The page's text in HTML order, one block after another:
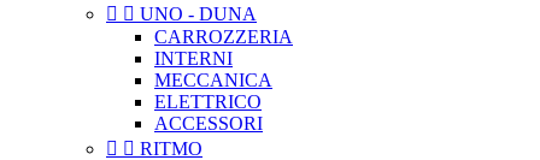
  UNO - DUNA
CARROZZERIA
INTERNI
MECCANICA
ELETTRICO
ACCESSORI
  RITMO